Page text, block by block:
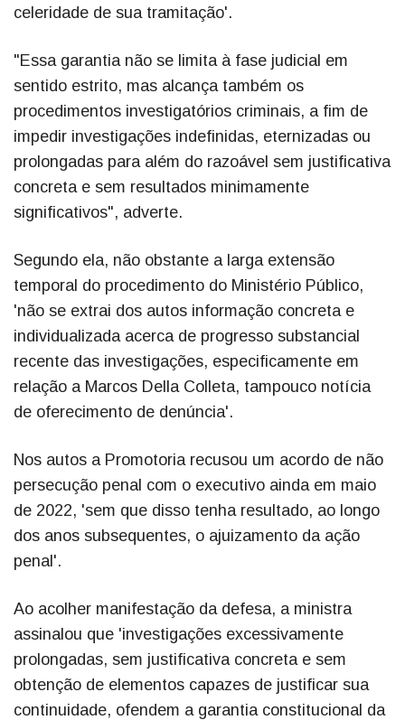
celeridade de sua tramitação'.
"Essa garantia não se limita à fase judicial em
sentido estrito, mas alcança também os
procedimentos investigatórios criminais, a fim de
impedir investigações indefinidas, eternizadas ou
prolongadas para além do razoável sem justificativa
concreta e sem resultados minimamente
significativos", adverte.
Segundo ela, não obstante a larga extensão
temporal do procedimento do Ministério Público,
'não se extrai dos autos informação concreta e
individualizada acerca de progresso substancial
recente das investigações, especificamente em
relação a Marcos Della Colleta, tampouco notícia
de oferecimento de denúncia'.
Nos autos a Promotoria recusou um acordo de não
persecução penal com o executivo ainda em maio
de 2022, 'sem que disso tenha resultado, ao longo
dos anos subsequentes, o ajuizamento da ação
penal'.
Ao acolher manifestação da defesa, a ministra
assinalou que 'investigações excessivamente
prolongadas, sem justificativa concreta e sem
obtenção de elementos capazes de justificar sua
continuidade, ofendem a garantia constitucional da